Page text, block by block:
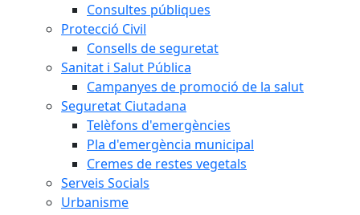
Consultes públiques
Protecció Civil
Consells de seguretat
Sanitat i Salut Pública
Campanyes de promoció de la salut
Seguretat Ciutadana
Telèfons d'emergències
Pla d'emergència municipal
Cremes de restes vegetals
Serveis Socials
Urbanisme